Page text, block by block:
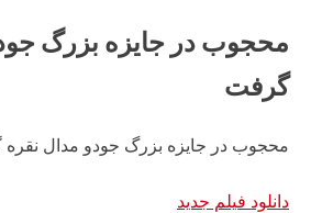
محجوب در جایزه بزرگ
گرفت
محجوب در جایزه بزرگ جودو مدال
دانلود فیلم جدید